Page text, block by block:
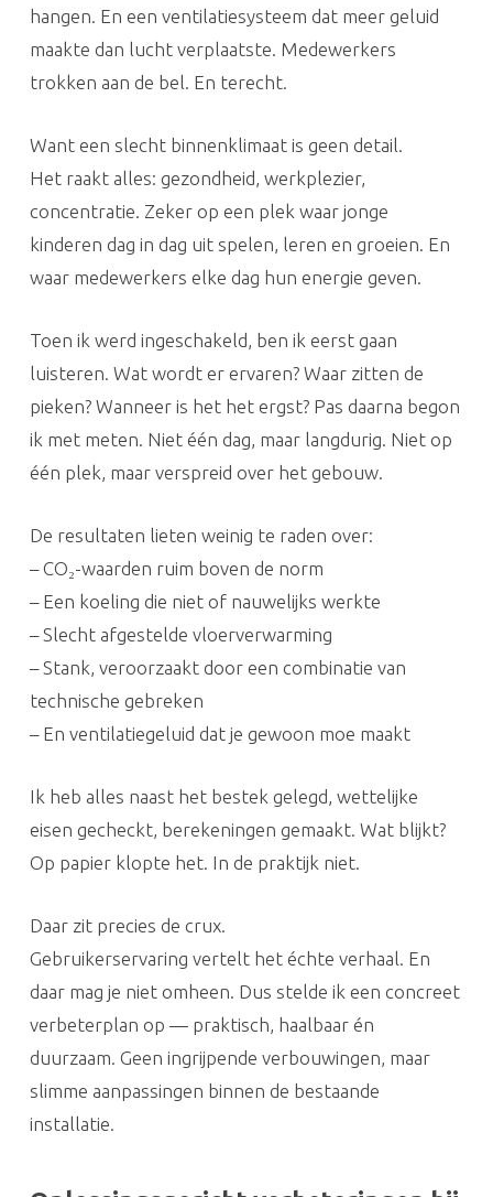
hangen. En een ventilatiesysteem dat meer geluid
maakte dan lucht verplaatste. Medewerkers
trokken aan de bel. En terecht.
Want een slecht binnenklimaat is geen detail.
Het raakt alles: gezondheid, werkplezier,
concentratie. Zeker op een plek waar jonge
kinderen dag in dag uit spelen, leren en groeien. En
waar medewerkers elke dag hun energie geven.
Toen ik werd ingeschakeld, ben ik eerst gaan
luisteren. Wat wordt er ervaren? Waar zitten de
pieken? Wanneer is het het ergst? Pas daarna begon
ik met meten. Niet één dag, maar langdurig. Niet op
één plek, maar verspreid over het gebouw.
De resultaten lieten weinig te raden over:
– CO₂-waarden ruim boven de norm
– Een koeling die niet of nauwelijks werkte
– Slecht afgestelde vloerverwarming
– Stank, veroorzaakt door een combinatie van
technische gebreken
– En ventilatiegeluid dat je gewoon moe maakt
Ik heb alles naast het bestek gelegd, wettelijke
eisen gecheckt, berekeningen gemaakt. Wat blijkt?
Op papier klopte het. In de praktijk niet.
Daar zit precies de crux.
Gebruikerservaring vertelt het échte verhaal. En
daar mag je niet omheen. Dus stelde ik een concreet
verbeterplan op — praktisch, haalbaar én
duurzaam. Geen ingrijpende verbouwingen, maar
slimme aanpassingen binnen de bestaande
installatie.